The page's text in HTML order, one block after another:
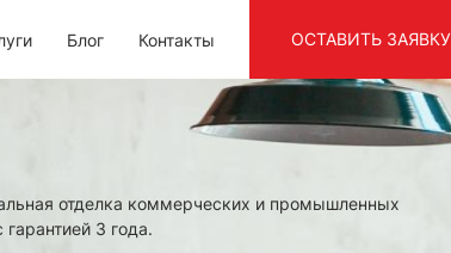
Блог Контакты ОСТАВИТЬ ЗАЯВКУ
отделка коммерческих и промышленных
3 года.